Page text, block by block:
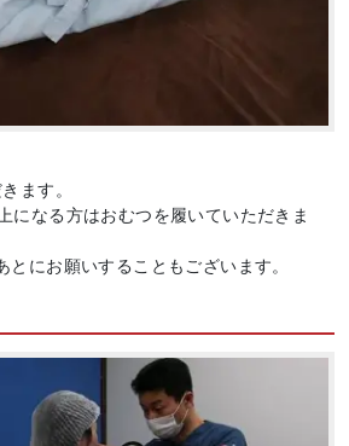
ます。
になる方はおむつを履いていただきま
にお願いすることもございます。